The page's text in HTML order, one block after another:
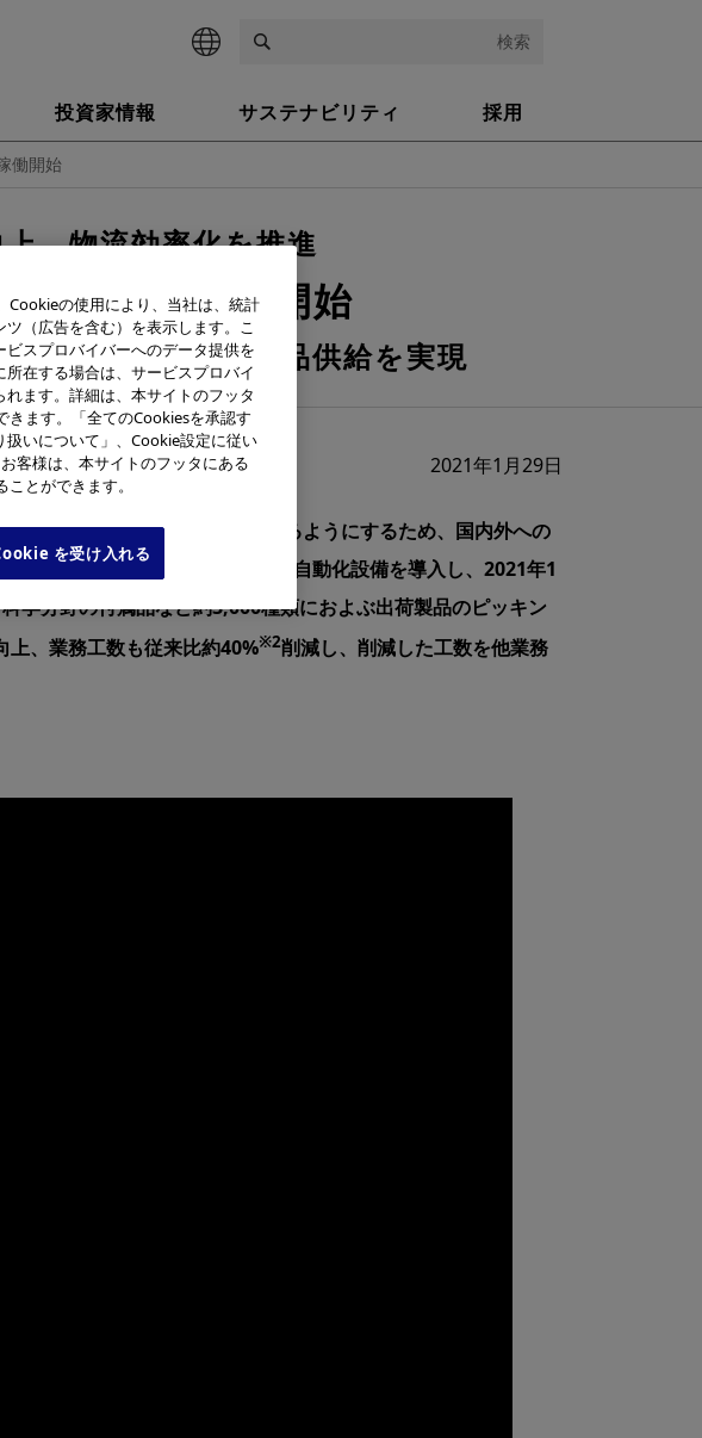
検索
投資家情報 サステナビリティ 採用
働開始
、物流効率化を推進
化設備を稼働開始
定した市場への製品供給を実現
2021年1月29日
をさらに迅速かつ安定供給できるようにするため、国内外への
原市）に、ロボット倉庫などの自動化設備を導入し、2021年1
学分野の付属品など約3,000種類におよぶ出荷製品のピッキン
上、業務工数も従来比約40%※2削減し、削減した工数を他業務
Cookieの使用により、当社は、統計
（広告を含む）を表示します。こ
スプロバイバーへのデータ提供を
在する場合は、サービスプロバイ
ます。詳細は、本サイトのフッタ
ます。「全てのCookiesを承認す
いについて」、Cookie設定に従い
客様は、本サイトのフッタにある
とができます。
を受け入れる